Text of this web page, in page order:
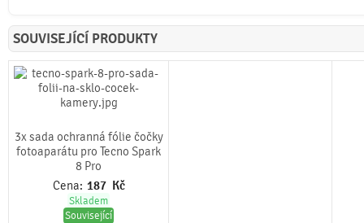
SOUVISEJÍCÍ PRODUKTY
3x sada ochranná fólie čočky
fotoaparátu pro Tecno Spark
8 Pro
Cena: 187 Kč
Skladem
Související